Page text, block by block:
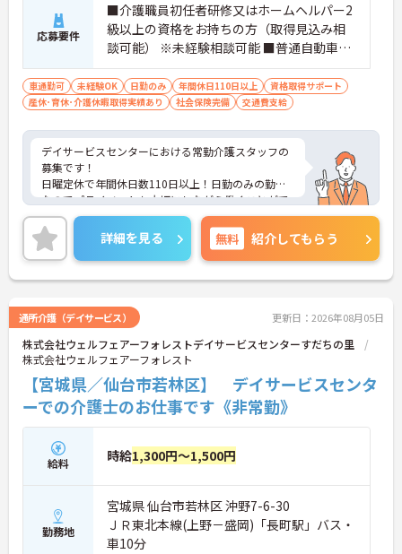
応募要件
■介護職員初任者研修又はホームヘルパー2
級以上の資格をお持ちの方（取得見込み相
談可能） ※未経験相談可能 ■普通自動車運
転免許（AT限定可）
車通勤可 未経験OK 日勤のみ 年間休日110日以上
資格取得サポート
産休･育休･介護休暇取得実績あり
社会保険完備 交通費支給
デイサービスセンターにおける常勤介護スタッフの
募集です！
日曜定休で年間休日数110日以上！日勤のみの勤務
なのでプライベートも大切にしながら働くことがで
きます！
ご興味ある方には、面接のポイントなど、さらに詳
細をお話致しますのでお気軽にご相談ください。
詳細を見る 無料 紹介してもらう
通所介護（デイサービス） 更新日：2026年08月05日
株式会社ウェルフェアーフォレストデイサービスセンターすだちの里
株式会社ウェルフェアーフォレスト
【宮城県／仙台市若林区】 デイサービスセンタ
ーでの介護士のお仕事です《非常勤》
給料 時給1,300円～1,500円
勤務地
宮城県 仙台市若林区 沖野7-6-30
ＪＲ東北本線(上野－盛岡)「長町駅」バス・
車10分